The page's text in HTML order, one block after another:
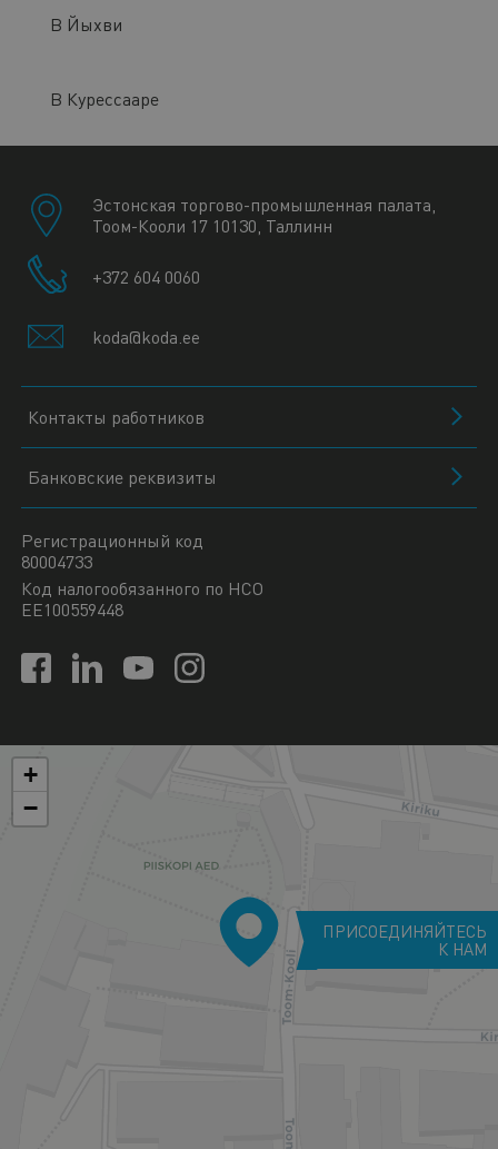
В Йыхви
В Курессааре
Эстонская торгово-промышленная палата,
Тоом-Кооли 17 10130, Таллинн
+372 604 0060
koda@koda.ee
Контакты работников
Банковские реквизиты
Регистрационный код
80004733
Код налогообязанного по НСО
EE100559448
+
−
ПРИСОЕДИНЯЙТЕСЬ
К НАМ